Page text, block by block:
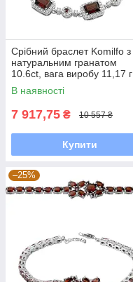
Срібний браслет Komilfo з
натуральним гранатом
10.6ct, вага виробу 11,17 г
(2173229) 1720 розмір
В наявності
7 917,75 ₴ 10 557 ₴
Купити
–25%